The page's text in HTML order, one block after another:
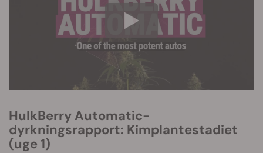
HulkBerry Automatic-
dyrkningsrapport: Kimplantestadiet
(uge 1)